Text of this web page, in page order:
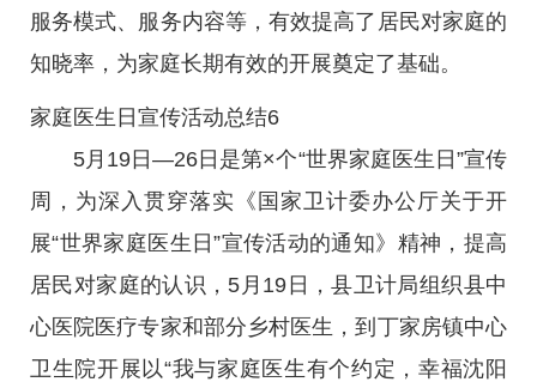
服务模式、服务内容等，有效提高了居民对家庭的
知晓率，为家庭长期有效的开展奠定了基础。
家庭医生日宣传活动总结6
5月19日—26日是第×个“世界家庭医生日”宣传
周，为深入贯穿落实《国家卫计委办公厅关于开
展“世界家庭医生日”宣传活动的通知》精神，提高
居民对家庭的认识，5月19日，县卫计局组织县中
心医院医疗专家和部分乡村医生，到丁家房镇中心
卫生院开展以“我与家庭医生有个约定，幸福沈阳